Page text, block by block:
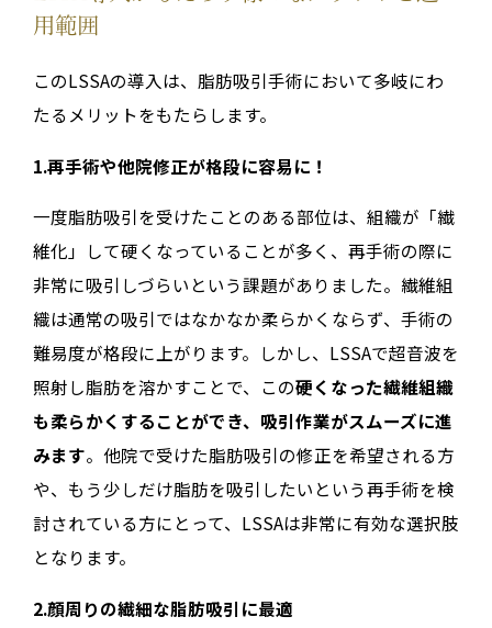
用範囲
このLSSAの導入は、脂肪吸引手術において多岐にわ
たるメリットをもたらします。
1.再手術や他院修正が格段に容易に！
一度脂肪吸引を受けたことのある部位は、組織が「繊
維化」して硬くなっていることが多く、再手術の際に
非常に吸引しづらいという課題がありました。繊維組
織は通常の吸引ではなかなか柔らかくならず、手術の
難易度が格段に上がります。しかし、LSSAで超音波を
照射し脂肪を溶かすことで、この硬くなった繊維組織
も柔らかくすることができ、吸引作業がスムーズに進
みます。他院で受けた脂肪吸引の修正を希望される方
や、もう少しだけ脂肪を吸引したいという再手術を検
討されている方にとって、LSSAは非常に有効な選択肢
となります。
2.顔周りの繊細な脂肪吸引に最適